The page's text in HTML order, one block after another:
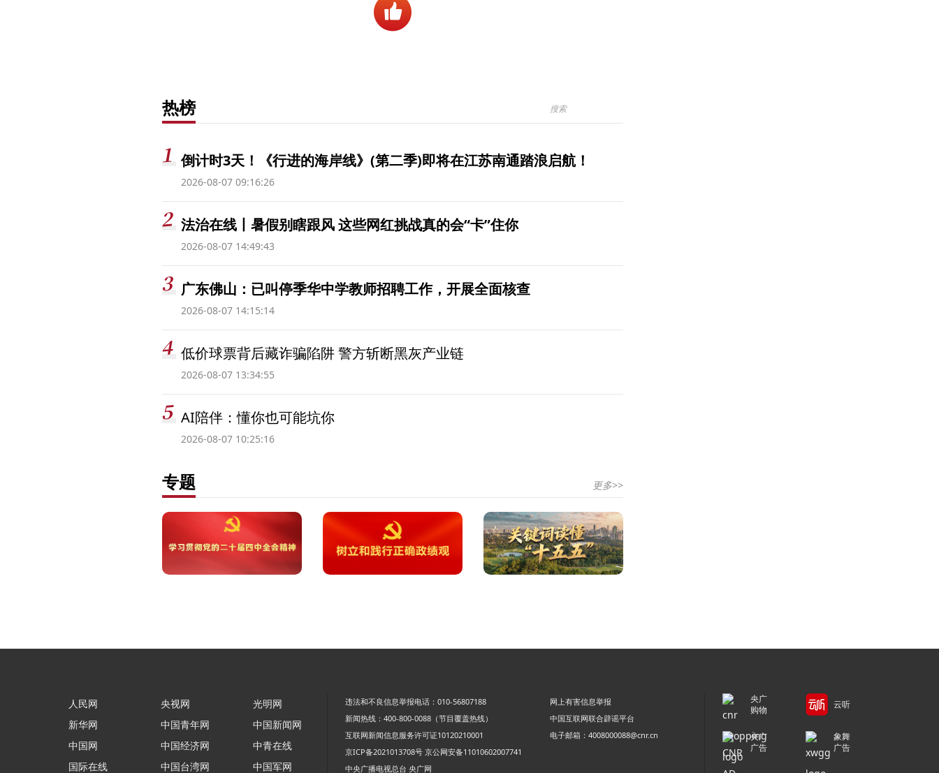
热榜
倒计时3天！《行进的海岸线》(第二季)即将在江苏南通踏浪启航！
2026-08-07 09:16:26
法治在线丨暑假别瞎跟风 这些网红挑战真的会“卡”住你
2026-08-07 14:49:43
广东佛山：已叫停季华中学教师招聘工作，开展全面核查
2026-08-07 14:15:14
低价球票背后藏诈骗陷阱 警方斩断黑灰产业链
2026-08-07 13:34:55
AI陪伴：懂你也可能坑你
2026-08-07 10:25:16
专题 更多>>
人民网
新华网
中国网
国际在线
央视网
中国青年网
中国经济网
中国台湾网
光明网
中国新闻网
中青在线
中国军网
违法和不良信息举报电话：010-56807188
网上有害信息举报
新闻热线：400-800-0088（节目覆盖热线）
中国互联网联合辟谣平台
互联网新闻信息服务许可证10120210001
电子邮箱：4008000088@cnr.cn
京ICP备2021013708号 京公网安备11010602007741
中央广播电视总台 央广网
央广
购物
云听
央广
广告
象舞
广告